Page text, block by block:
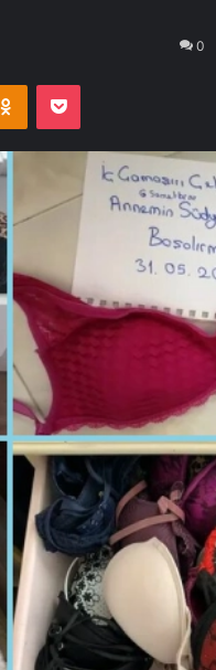
0
Odnoklassniki
Pocket